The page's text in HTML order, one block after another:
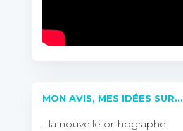
MON AVIS, MES IDÉES SUR…
…la nouvelle orthographe